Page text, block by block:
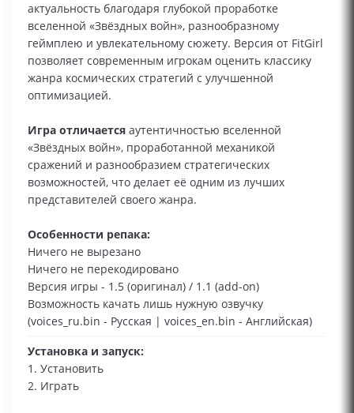
актуальность благодаря глубокой проработке
вселенной «Звёздных войн», разнообразному
геймплею и увлекательному сюжету. Версия от FitGirl
позволяет современным игрокам оценить классику
жанра космических стратегий с улучшенной
оптимизацией.
Игра отличается аутентичностью вселенной
«Звёздных войн», проработанной механикой
сражений и разнообразием стратегических
возможностей, что делает её одним из лучших
представителей своего жанра.
Особенности репака:
Ничего не вырезано
Ничего не перекодировано
Версия игры - 1.5 (оригинал) / 1.1 (add-on)
Возможность качать лишь нужную озвучку
(voices_ru.bin - Русская | voices_en.bin - Английская)
Установка и запуск:
1. Установить
2. Играть